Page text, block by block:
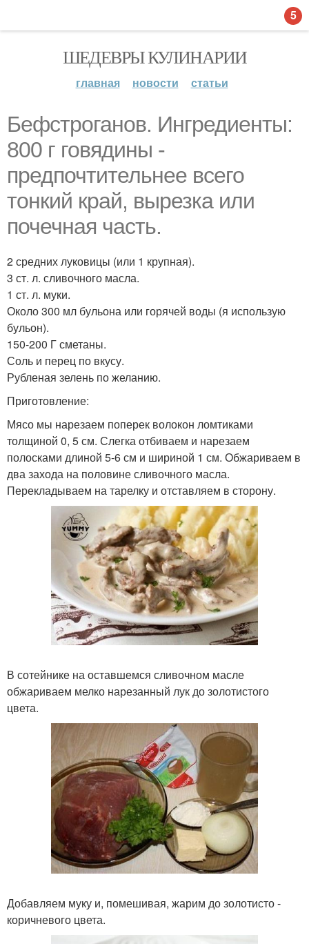
ШЕДЕВРЫ КУЛИНАРИИ
главная новости статьи
Бефстроганов. Ингредиенты:
800 г говядины -
предпочтительнее всего
тонкий край, вырезка или
почечная часть.
2 средних луковицы (или 1 крупная).
3 ст. л. сливочного масла.
1 ст. л. муки.
Около 300 мл бульона или горячей воды (я использую
бульон).
150-200 Г сметаны.
Соль и перец по вкусу.
Рубленая зелень по желанию.
Приготовление:
Мясо мы нарезаем поперек волокон ломтиками
толщиной 0, 5 см. Слегка отбиваем и нарезаем
полосками длиной 5-6 см и шириной 1 см. Обжариваем в
два захода на половине сливочного масла.
Перекладываем на тарелку и отставляем в сторону.
В сотейнике на оставшемся сливочном масле
обжариваем мелко нарезанный лук до золотистого
цвета.
Добавляем муку и, помешивая, жарим до золотисто -
коричневого цвета.
5